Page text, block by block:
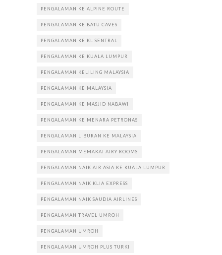
PENGALAMAN KE ALPINE ROUTE
PENGALAMAN KE BATU CAVES
PENGALAMAN KE KL SENTRAL
PENGALAMAN KE KUALA LUMPUR
PENGALAMAN KELILING MALAYSIA
PENGALAMAN KE MALAYSIA
PENGALAMAN KE MASJID NABAWI
PENGALAMAN KE MENARA PETRONAS
PENGALAMAN LIBURAN KE MALAYSIA
PENGALAMAN MEMAKAI AIRY ROOMS
PENGALAMAN NAIK AIR ASIA KE KUALA LUMPUR
PENGALAMAN NAIK KLIA EXPRESS
PENGALAMAN NAIK SAUDIA AIRLINES
PENGALAMAN TRAVEL UMROH
PENGALAMAN UMROH
PENGALAMAN UMROH PLUS TURKI